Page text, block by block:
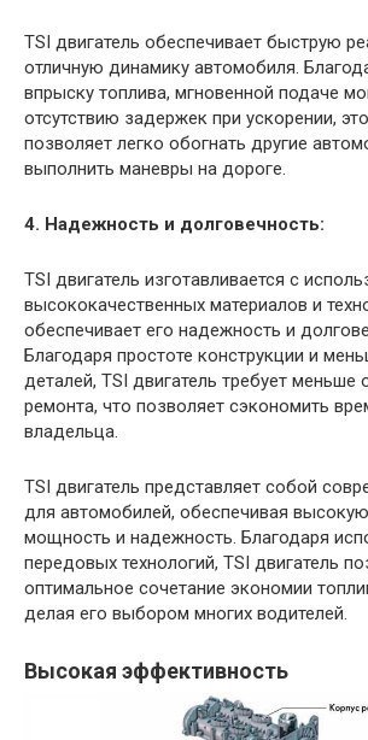
TSI двигатель обеспечивает быструю
отличную динамику автомобиля.
впрыску топлива, мгновенной подаче
отсутствию задержек при ускорении,
позволяет легко обогнать другие
выполнить маневры на дороге.
4. Надежность и долговечность:
TSI двигатель изготавливается с
высококачественных материалов и
обеспечивает его надежность и
Благодаря простоте конструкции и
деталей, TSI двигатель требует меньше
ремонта, что позволяет сэкономить
владельца.
TSI двигатель представляет собой
для автомобилей, обеспечивая
мощность и надежность. Благодаря
передовых технологий, TSI двигатель
оптимальное сочетание экономии
делая его выбором многих водителей.
Высокая эффективность